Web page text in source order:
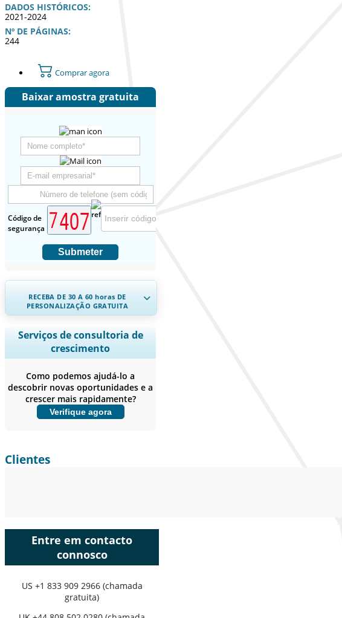
DADOS HISTÓRICOS:
2021-2024
Nº DE PÁGINAS:
244
Comprar agora
Baixar amostra gratuita
Código de
segurança
Submeter
RECEBA DE 30 A 60horas DE
PERSONALIZAÇÃO GRATUITA
Ampliar a cobertura regional e por
país, Análise de segmentos, Perfis de
empresas, Benchmarking
usuário final.
Personalizar agora
Serviços de consultoria de
crescimento
Como podemos ajudá-lo a
descobrir novas oportunidades e a
crescer mais rapidamente?
Verifique agora
Clientes
Entre em contacto
connosco
US +1 833 909 2966 (chamada
gratuita)